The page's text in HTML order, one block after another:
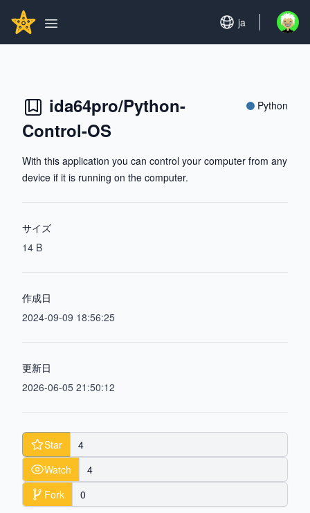
GITHUBSTAR
Open main menu
Set language
ja Open
ida64pro/Python-
Control-OS
Python
With this application you can control your computer from any
device if it is running on the computer.
サイズ
14 B
作成日
2024-09-09 18:56:25
更新日
2026-06-05 21:50:12
Star
4
Watch
4
Fork
0